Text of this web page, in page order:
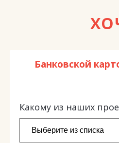
Банковской
Какому из наших